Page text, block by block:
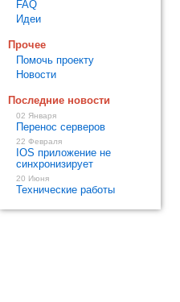
FAQ
Идеи
Прочее
Помочь проекту
Новости
Последние новости
02 Января
Перенос серверов
22 Февраля
IOS приложение не
синхронизирует
20 Июня
Технические работы